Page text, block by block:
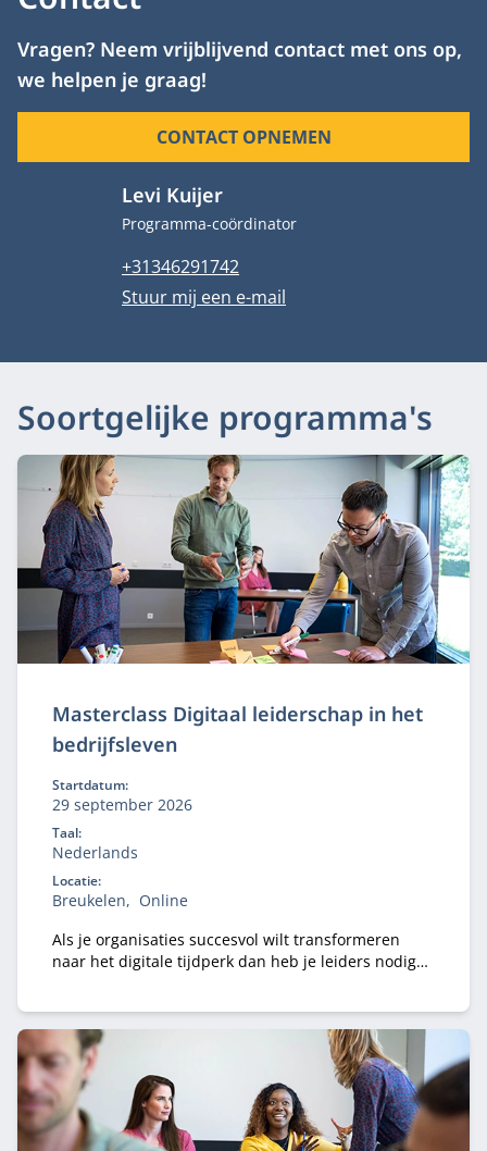
Vragen? Neem vrijblijvend contact met ons op,
we helpen je graag!
CONTACT OPNEMEN
Levi Kuijer
Functietitel
Programma-coördinator
Telefoonnummer
+31346291742
E-mailadres
Stuur mij een e-mail
Soortgelijke programma's
Masterclass Digitaal leiderschap in het
bedrijfsleven
Startdatum:
29 september 2026
Taal:
Nederlands
Locatie:
Breukelen
Online
Als je organisaties succesvol wilt transformeren
naar het digitale tijdperk dan heb je leiders nodig